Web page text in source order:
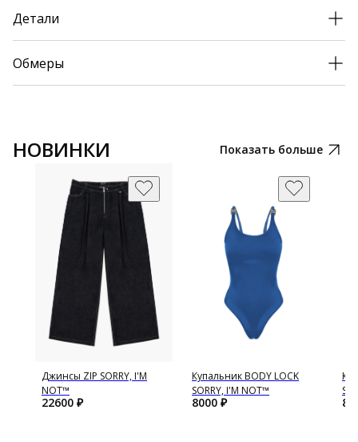
Детали
Обмеры
НОВИНКИ Показать больше
Джинсы ZIP SORRY, I'M
NOT™
22600 ₽
Купальник BODY LOCK
SORRY, I'M NOT™
8000 ₽